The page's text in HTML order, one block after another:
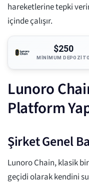
hareketlerine tepki
içinde çalışır.
$250
MINIMUM DEPOZITO
Lunoro
Platform
Şirket Genel
Lunoro Chain, klasik
geçidi olarak kendini